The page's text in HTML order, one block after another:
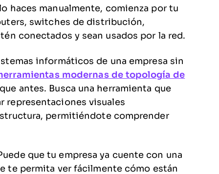
haces manualmente, comienza por tu
switches de distribución,
conectados y sean usados por la red.
informáticos de una empresa sin
herramientas modernas de topología de
antes. Busca una herramienta que
representaciones visuales
permitiéndote comprender
que tu empresa ya cuente con una
te permita ver fácilmente cómo están